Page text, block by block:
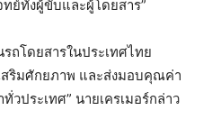
ย์ทั้งผู้ขับและผู้โดยสาร”
ถโดยสารในประเทศไทย
สริมศักยภาพ และส่งมอบคุณค่า
วประเทศ” นายเครเมอร์กล่าว